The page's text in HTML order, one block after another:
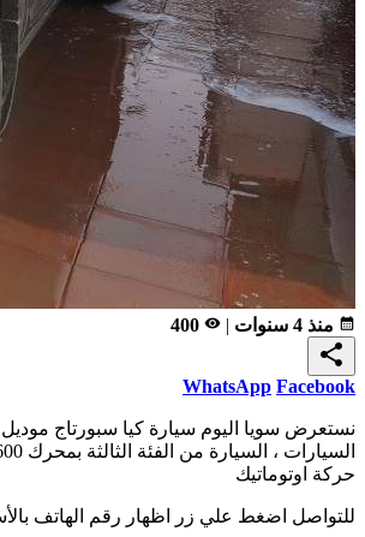
calendar_month منذ 4 سنوات |
remove_red_eye
share
WhatsApp Facebook
حركة اوتوماتيك
للتواصل اضغط علي زر اظهار رقم الهاتف